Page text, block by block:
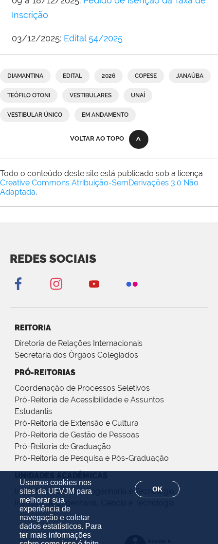
Usamos cookies nos
sites da UFVJM para
melhorar sua
experiência de
navegação e coletar
dados estatísticos. Para
ter mais informações
OK
Inscrição
03/12/2025: Edital 54/2025
DIAMANTINA EDITAL 2026 COPESE JANAÚBA
TEÓFILO OTONI VESTIBULARES UNAÍ
VESTIBULAR ÚNICO EM ANDAMENTO
VOLTAR AO TOPO
Todo o conteúdo deste site está publicado sob a licença
Creative Commons Atribuição-SemDerivações 3.0 Não
Adaptada.
REDES SOCIAIS
REITORIA
Diretoria de Relações Internacionais
Secretaria dos Órgãos Colegiados
PRÓ-REITORIAS
Coordenação de Processos Seletivos
Pró-Reitoria de Acessibilidade e Assuntos
Estudantis
Pró-Reitoria de Extensão e Cultura
Pró-Reitoria de Gestão de Pessoas
Pró-Reitoria de Graduação
Pró-Reitoria de Pesquisa e Pós-Graduação
Instituto de Ciência, Engenharia e Tecnologia
Instituto de Engenharia, Ciência e Tecnologia